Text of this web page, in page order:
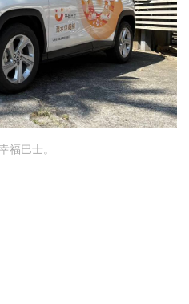
福巴士。